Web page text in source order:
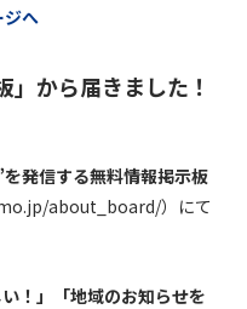
ジへ
から届きました！
発信する無料情報掲示板
about_board/）にて
！」「地域のお知らせを